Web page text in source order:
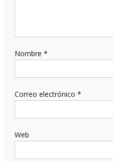
Nombre *
Correo electrónico *
Web